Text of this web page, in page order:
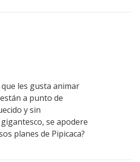
les gusta animar
a punto de
y sin
se apodere
planes de Pipicaca?